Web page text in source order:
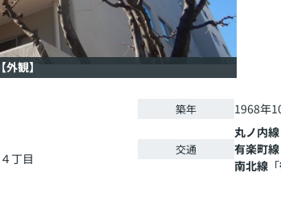
【外観】
４丁目
築年 1968年
交通
丸ノ内線
有楽町線
南北線 「